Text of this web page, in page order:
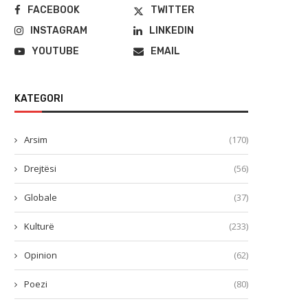
FACEBOOK
TWITTER
INSTAGRAM
LINKEDIN
YOUTUBE
EMAIL
KATEGORI
Arsim (170)
Drejtësi (56)
Globale (37)
Kulturë (233)
Opinion (62)
Poezi (80)